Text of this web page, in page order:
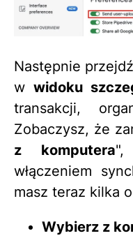
Następnie
w widoku
transakcji,
Zobaczysz, że
z komputera",
włączeniem
masz teraz kilka
Wybierz z